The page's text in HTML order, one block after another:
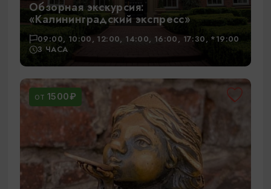
Обзорная экскурсия:
«Калининградский экспресс»
09:00, 10:00, 12:00, 14:00, 16:00, 17:30, *19:00
3 ЧАСА
ОТ 1500₽